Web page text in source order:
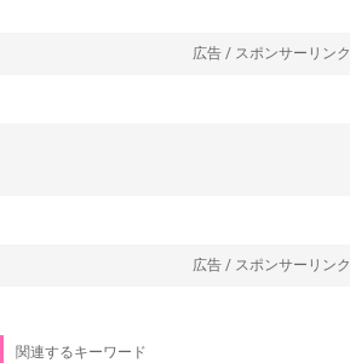
広告 / スポンサーリンク
広告 / スポンサーリンク
関連するキーワード